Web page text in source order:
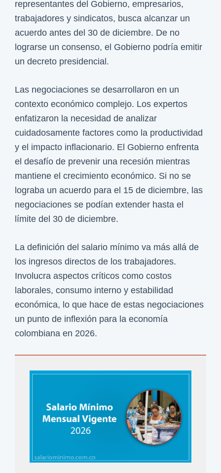
n
i
m
o
p
r
a
2
0
2
4
representantes del Gobierno, empresarios,
trabajadores y sindicatos, busca alcanzar un
acuerdo antes del 30 de diciembre. De no
lograrse un consenso, el Gobierno podría emitir
un decreto presidencial.
Las negociaciones se desarrollaron en un
contexto económico complejo. Los expertos
enfatizaron la necesidad de analizar
cuidadosamente factores como la productividad
y el impacto inflacionario. El Gobierno enfrenta
el desafío de prevenir una recesión mientras
mantiene el crecimiento económico. Si no se
lograba un acuerdo para el 15 de diciembre, las
negociaciones se podían extender hasta el
límite del 30 de diciembre.
La definición del salario mínimo va más allá de
los ingresos directos de los trabajadores.
Involucra aspectos críticos como costos
laborales, consumo interno y estabilidad
económica, lo que hace de estas negociaciones
un punto de inflexión para la economía
colombiana en 2026.